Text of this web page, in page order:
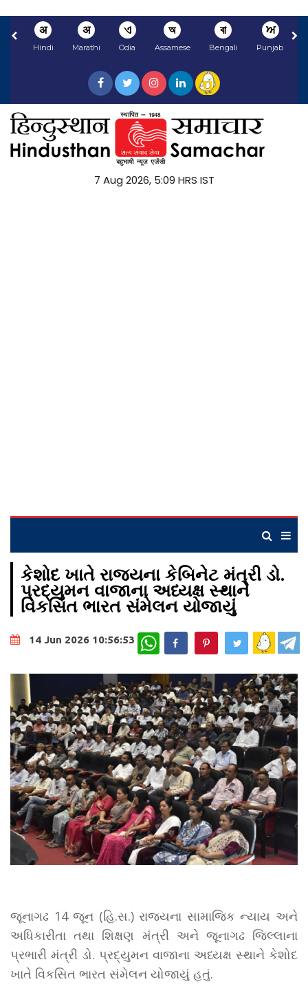
अ
Hindi
अ
Marathi
ଏ
Odia
অ
Assamese
বা
Bengali
ਅ
Punjabi
7 Aug 2026, 5:09 HRS IST
કેશોદ ખાતે રાજ્યના કેબિનેટ મંત્રી ડો.
પ્રદ્યુમન વાજાના અધ્યક્ષ સ્થાને
વિકસિત ભારત સંમેલન યોજાયું
14 Jun 2026 10:56:53 WhatsApp
જૂનાગઢ 14 જૂન (હિ.સ.) રાજ્યના સામાજિક ન્યાય અને
અધિકારીતા તથા શિક્ષણ મંત્રી અને જૂનાગઢ જિલ્લાના
પ્રભારી મંત્રી ડો. પ્રદ્યુમન વાજાના અધ્યક્ષ સ્થાને કેશોદ
ખાતે વિકસિત ભારત સંમેલન યોજાયું હતું.